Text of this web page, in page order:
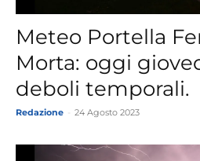
Meteo Portella
Morta: oggi
deboli temporali.
Redazione 24 Agosto 2023